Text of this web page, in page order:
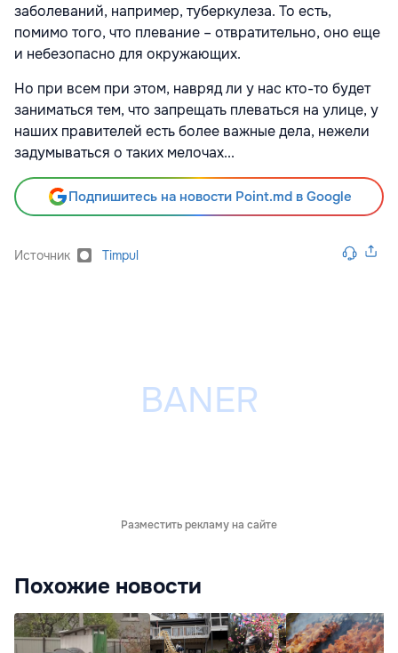
заболеваний, например, туберкулеза. То есть,
помимо того, что плевание – отвратительно, оно еще
и небезопасно для окружающих.
Но при всем при этом, навряд ли у нас кто-то будет
заниматься тем, что запрещать плеваться на улице, у
наших правителей есть более важные дела, нежели
задумываться о таких мелочах...
Подпишитесь на новости Point.md в Google
Источник Timpul
Разместить рекламу на сайте
Похожие новости